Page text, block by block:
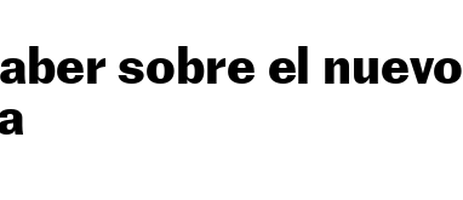
sobre el nuevo